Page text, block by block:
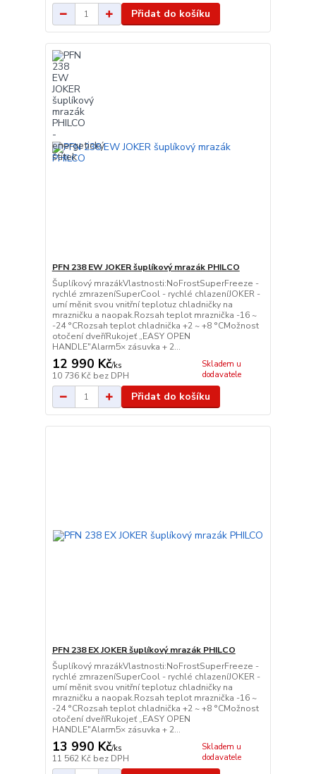
Přidat do košíku
PFN 238 EW JOKER šuplíkový mrazák PHILCO
Šuplíkový mrazákVlastnosti:NoFrostSuperFreeze -
rychlé zmrazeníSuperCool - rychlé chlazeníJOKER -
umí měnit svou vnitřní teplotuz chladničky na
mrazničku a naopak.Rozsah teplot mraznička -16 ~
-24 °CRozsah teplot chladnička +2 ~ +8 °CMožnost
otočení dveříRukojeť „EASY OPEN
HANDLE"Alarm5× zásuvka + 2...
12 990 Kč/ks
10 736 Kč bez DPH
Skladem u
dodavatele
Přidat do košíku
PFN 238 EX JOKER šuplíkový mrazák PHILCO
Šuplíkový mrazákVlastnosti:NoFrostSuperFreeze -
rychlé zmrazeníSuperCool - rychlé chlazeníJOKER -
umí měnit svou vnitřní teplotuz chladničky na
mrazničku a naopak.Rozsah teplot mraznička -16 ~
-24 °CRozsah teplot chladnička +2 ~ +8 °CMožnost
otočení dveříRukojeť „EASY OPEN
HANDLE"Alarm5× zásuvka + 2...
13 990 Kč/ks
11 562 Kč bez DPH
Skladem u
dodavatele